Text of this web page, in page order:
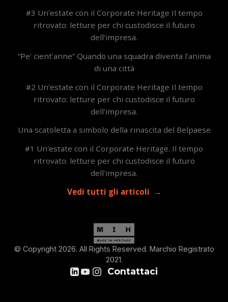
#3 Un'estate con il Corporate Heritage Il tempo
ritrovato: letture per chi custodisce il futuro
dell'impresa.
“Pe' cient'anne” Quando una squadra diventa l'anima
di una città
#2 Un'estate con il Corporate Heritage Il tempo
ritrovato: letture per chi custodisce il futuro
dell'impresa.
Una scatoletta a simbolo della rinascita del Belpaese
#1 Un'estate con il Corporate Heritage. Il tempo
ritrovato: letture per chi custodisce il futuro
dell'impresa.
Vedi tutti gli articoli
© Copyright 2026. All Rights Reserved. Marchio Registrato
2021.
Contattaci